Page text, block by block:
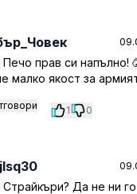
прав си напълно!
малко якост за
1 0
Да не ни